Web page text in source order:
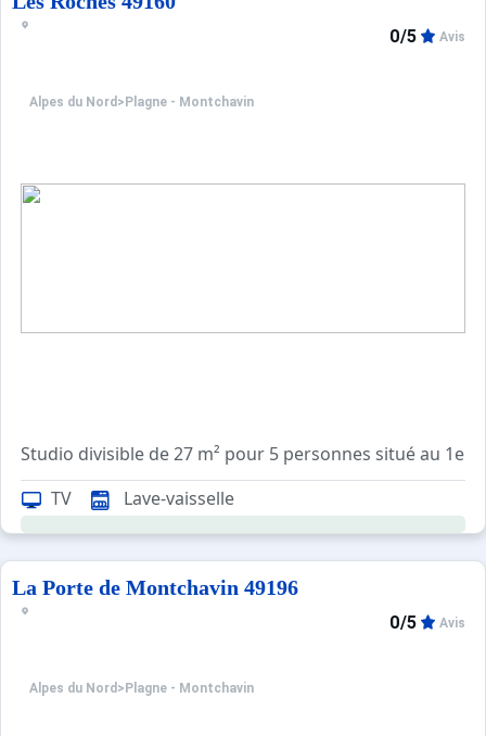
Alpes du Nord > Plagne - Montchavin
0/5 Avis
En hiver, l'accès à la résidence est possible skis aux pieds.
Appartement équipé de couettes.
En cours de rénovation.
TV Lave-vaisselle
La Porte de Montchavin 49196
Alpes du Nord > Plagne - Montchavin
0/5 Avis